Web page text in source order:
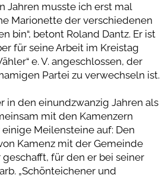
Jahren musste ich erst mal
Marionette der verschiedenen
bin“, betont Roland Dantz. Er ist
für seine Arbeit im Kreistag
e. V. angeschlossen, der
Partei zu verwechseln ist.
in den einundzwanzig Jahren als
mit den Kamenzern
Meilensteine auf: Den
Kamenz mit der Gemeinde
für den er bei seiner
„Schönteichener und